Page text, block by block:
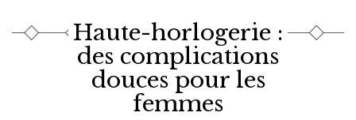
Haute-horlogerie :
des complications
douces pour les
femmes